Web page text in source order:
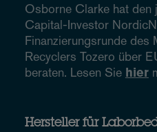
Osborne Clarke hat den
Capital-Investor
Finanzierungsrunde des
Recyclers Tozero über
beraten. Lesen Sie hier
Hersteller für